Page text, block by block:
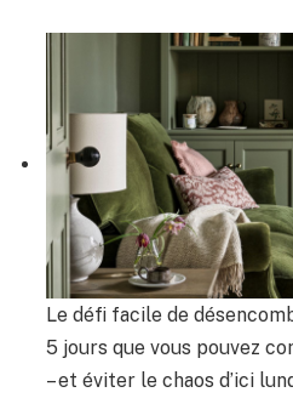
Le défi facile de
5 jours que vous pouvez
– et éviter le chaos d’ici